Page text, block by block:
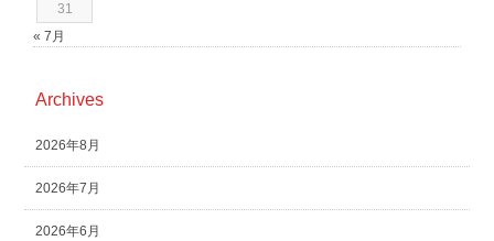
31
« 7月
Archives
2026年8月
2026年7月
2026年6月